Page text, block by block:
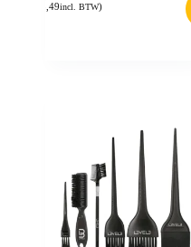
15,49incl. BTW)